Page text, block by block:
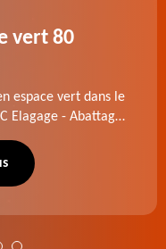
vert 80
espace vert dans le
Elagage - Abattage
Devis offert.